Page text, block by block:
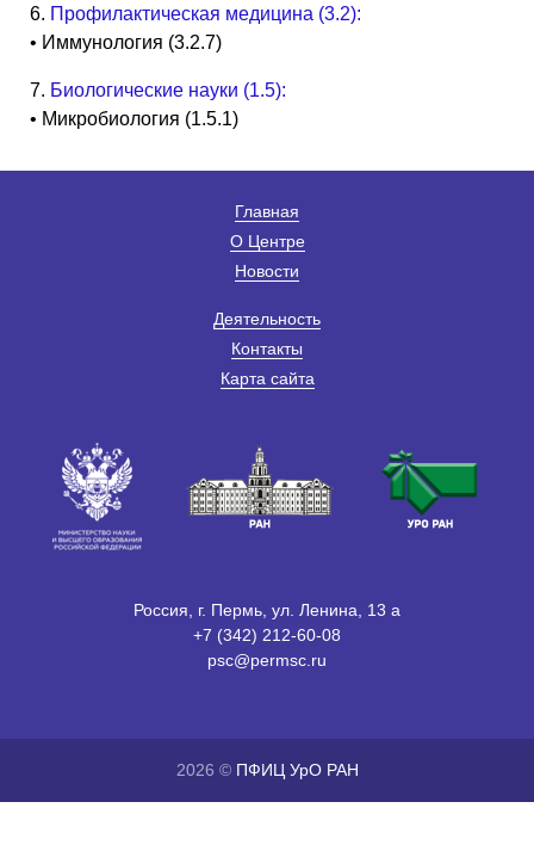
6. Профилактическая медицина (3.2):
• Иммунология (3.2.7)
7. Биологические науки (1.5):
• Микробиология (1.5.1)
Главная
О Центре
Новости
Деятельность
Контакты
Карта сайта
Россия, г. Пермь, ул. Ленина, 13 а
+7 (342) 212-60-08
psc@permsc.ru
2026 © ПФИЦ УрО РАН